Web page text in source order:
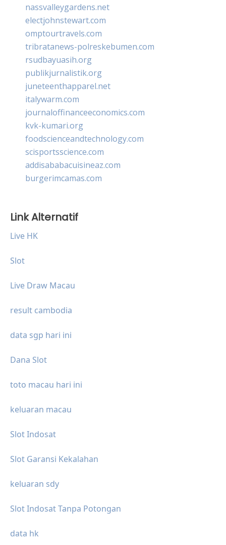
nassvalleygardens.net
electjohnstewart.com
omptourtravels.com
tribratanews-polreskebumen.com
rsudbayuasih.org
publikjurnalistik.org
juneteenthapparel.net
italywarm.com
journaloffinanceeconomics.com
kvk-kumari.org
foodscienceandtechnology.com
scisportsscience.com
addisababacuisineaz.com
burgerimcamas.com
Link Alternatif
Live HK
Slot
Live Draw Macau
result cambodia
data sgp hari ini
Dana Slot
toto macau hari ini
keluaran macau
Slot Indosat
Slot Garansi Kekalahan
keluaran sdy
Slot Indosat Tanpa Potongan
data hk